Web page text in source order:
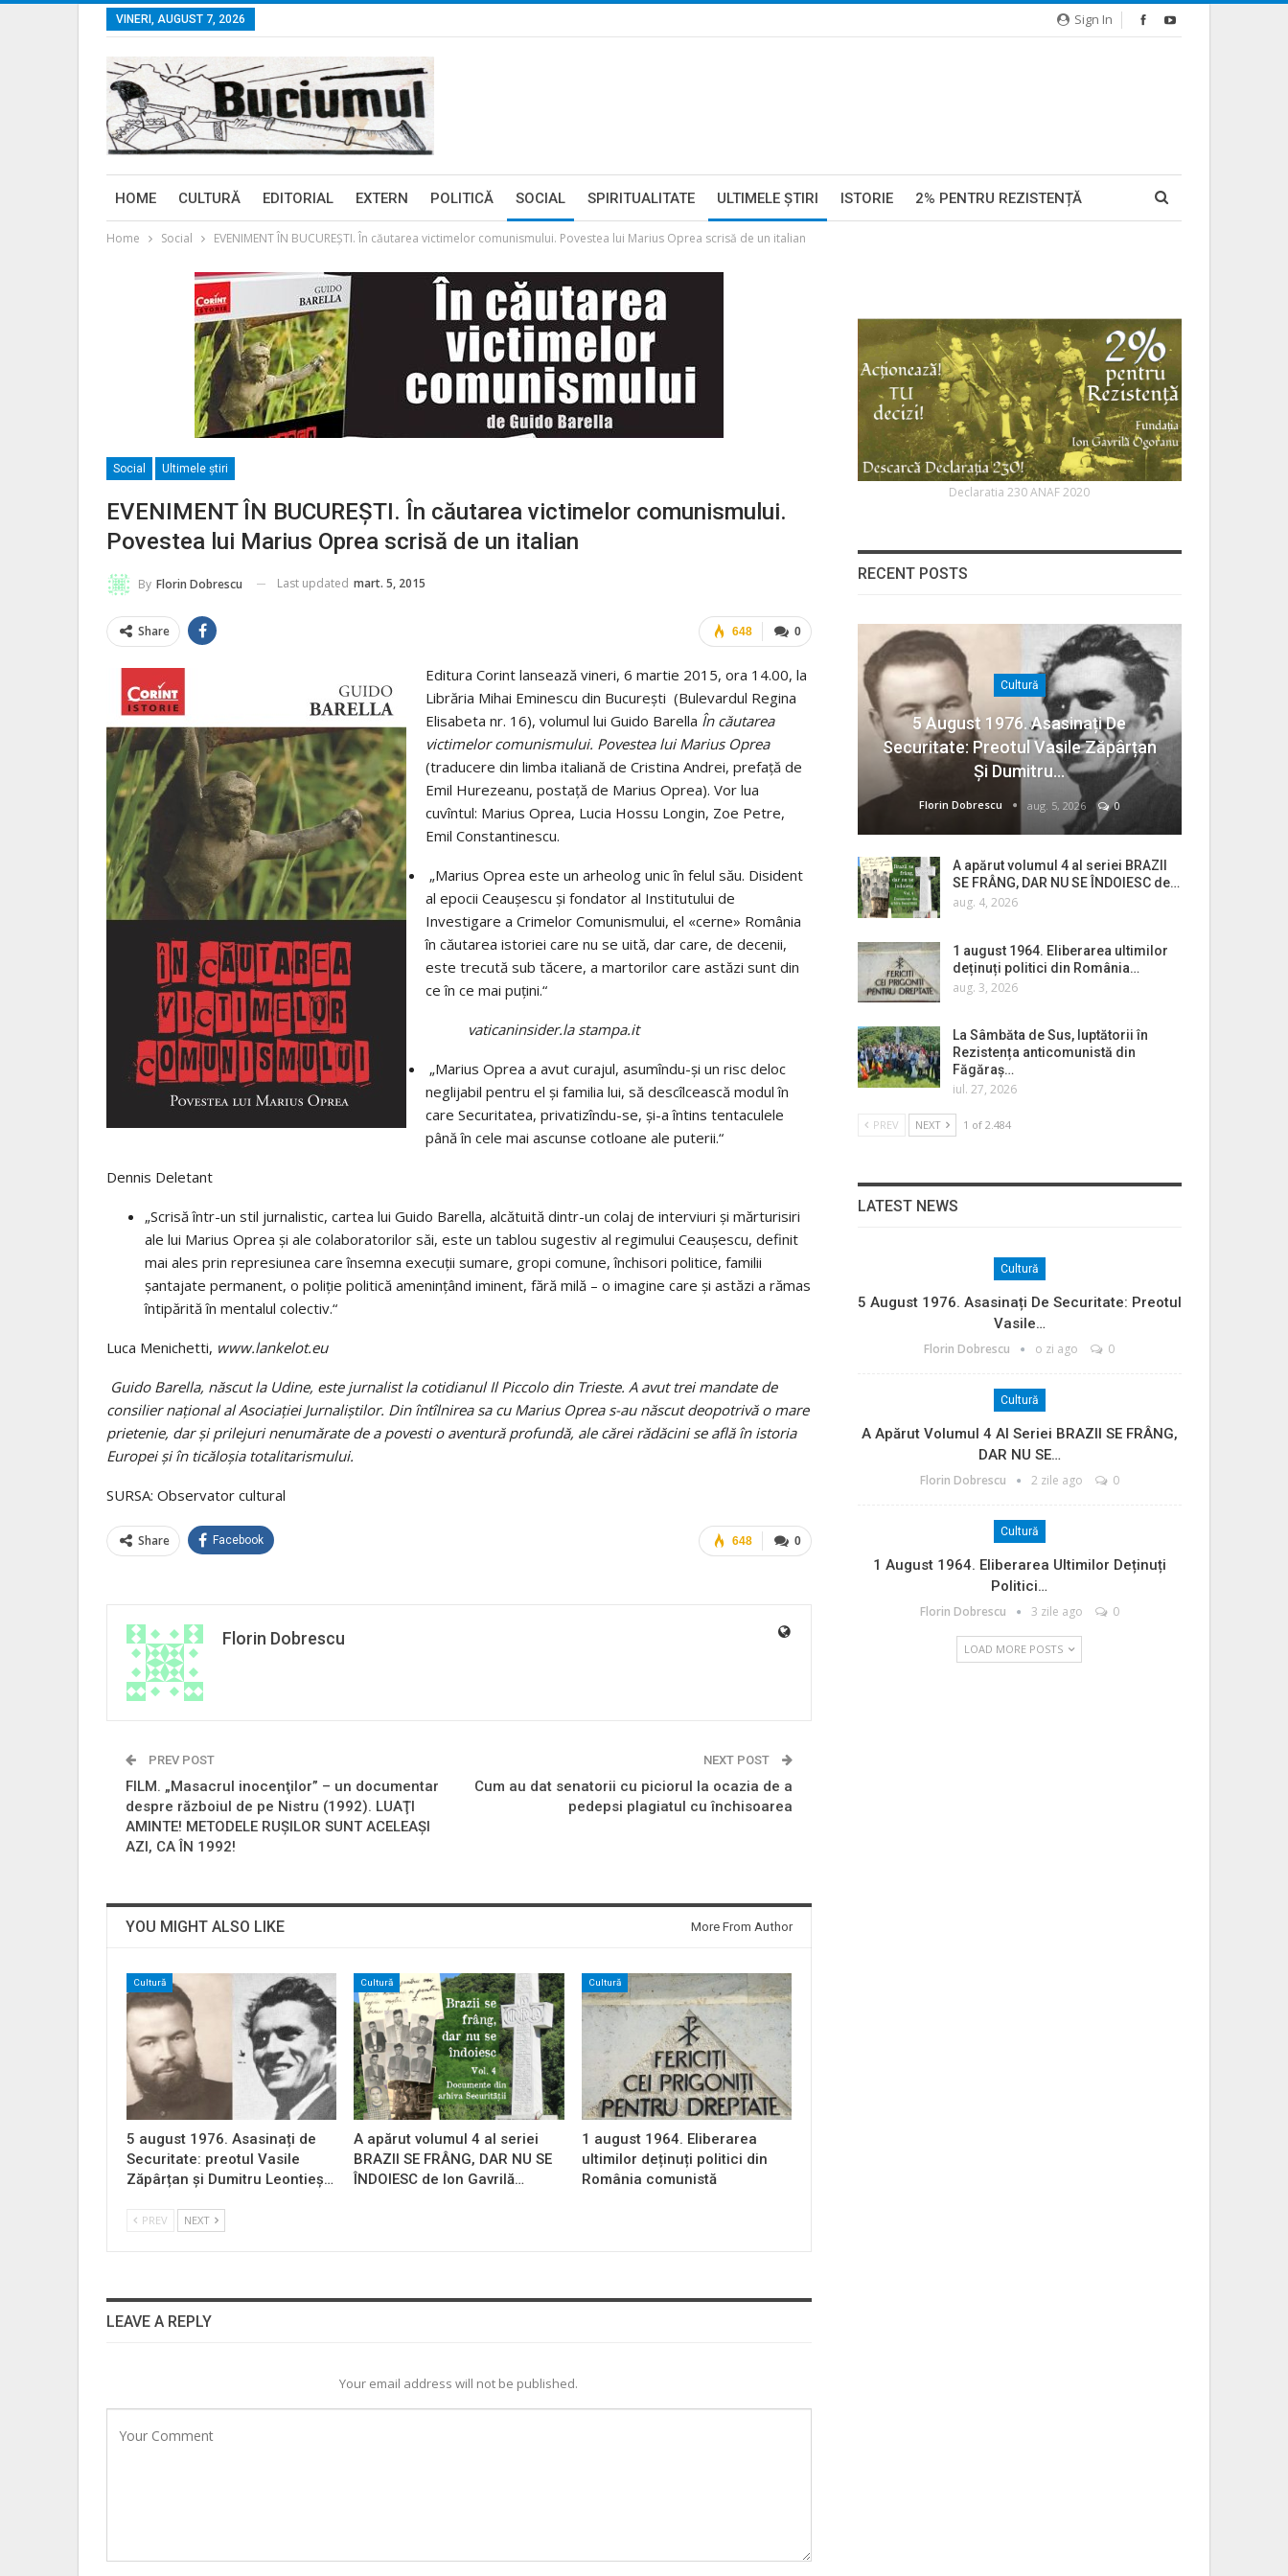
Sign In
VINERI, AUGUST 7, 2026
HOME CULTURĂ EDITORIAL EXTERN POLITICĂ SOCIAL SPIRITUALITATE ULTIMELE ŞTIRI ISTORIE 2% PENTRU REZISTENȚĂ
Home Social EVENIMENT ÎN BUCUREŞTI. În căutarea victimelor comunismului. Povestea lui Marius Oprea scrisă de un italian
Social Ultimele ştiri
EVENIMENT ÎN BUCUREŞTI. În căutarea victimelor comunismului.
Povestea lui Marius Oprea scrisă de un italian
By Florin Dobrescu Last updated mart. 5, 2015
0
648
Share
Editura Corint lansează vineri, 6 martie 2015, ora 14.00, la
Librăria Mihai Eminescu din Bucureşti (Bulevardul Regina
Elisabeta nr. 16), volumul lui Guido Barella În căutarea
victimelor comunismului. Povestea lui Marius Oprea
(traducere din limba italiană de Cristina Andrei, prefaţă de
Emil Hurezeanu, postaţă de Marius Oprea). Vor lua
cuvîntul: Marius Oprea, Lucia Hossu Longin, Zoe Petre,
Emil Constantinescu.
„Marius Oprea este un arheolog unic în felul său. Disident
al epocii Ceauşescu şi fondator al Institutului de
Investigare a Crimelor Comunismului, el «cerne» România
în căutarea istoriei care nu se uită, dar care, de decenii,
este trecută sub tăcere, a martorilor care astăzi sunt din
ce în ce mai puţini.“
vaticaninsider.la stampa.it
„Marius Oprea a avut curajul, asumîndu-şi un risc deloc
neglijabil pentru el şi familia lui, să descîlcească modul în
care Securitatea, privatizîndu-se, şi-a întins tentaculele
până în cele mai ascunse cotloane ale puterii.“
Dennis Deletant
„Scrisă într-un stil jurnalistic, cartea lui Guido Barella, alcătuită dintr-un colaj de interviuri şi mărturisiri
ale lui Marius Oprea şi ale colaboratorilor săi, este un tablou sugestiv al regimului Ceauşescu, definit
mai ales prin represiunea care însemna execuţii sumare, gropi comune, închisori politice, familii
şantajate permanent, o poliţie politică ameninţând iminent, fără milă – o imagine care şi astăzi a rămas
întipărită în mentalul colectiv.“
Luca Menichetti, www.lankelot.eu
Guido Barella, născut la Udine, este jurnalist la cotidianul Il Piccolo din Trieste. A avut trei mandate de
consilier naţional al Asociaţiei Jurnaliştilor. Din întîlnirea sa cu Marius Oprea s-au născut deopotrivă o mare
prietenie, dar şi prilejuri nenumărate de a povesti o aventură profundă, ale cărei rădăcini se află în istoria
Europei şi în ticăloşia totalitaris­mului.
SURSA: Observator cultural
0
648
Share Facebook
Florin Dobrescu
PREV POST
FILM. „Masacrul inocenţilor” – un documentar
despre războiul de pe Nistru (1992). LUAŢI
AMINTE! METODELE RUŞILOR SUNT ACELEAŞI
AZI, CA ÎN 1992!
NEXT POST
Cum au dat senatorii cu piciorul la ocazia de a
pedepsi plagiatul cu închisoarea
YOU MIGHT ALSO LIKE More From Author
Cultură
5 august 1976. Asasinați de
Securitate: preotul Vasile
Zăpârțan și Dumitru Leontieș…
Cultură
A apărut volumul 4 al seriei
BRAZII SE FRÂNG, DAR NU SE
ÎNDOIESC de Ion Gavrilă…
Cultură
1 august 1964. Eliberarea
ultimilor deținuți politici din
România comunistă
PREV NEXT
LEAVE A REPLY
Your email address will not be published.
Declaratia 230 ANAF 2020
RECENT POSTS
Cultură
5 August 1976. Asasinați De
Securitate: Preotul Vasile Zăpârțan
Și Dumitru…
Florin Dobrescu aug. 5, 2026 0
A apărut volumul 4 al seriei BRAZII
SE FRÂNG, DAR NU SE ÎNDOIESC de…
aug. 4, 2026
1 august 1964. Eliberarea ultimilor
deținuți politici din România…
aug. 3, 2026
La Sâmbăta de Sus, luptătorii în
Rezistența anticomunistă din
Făgăraș…
iul. 27, 2026
PREV NEXT 1 of 2.484
LATEST NEWS
Cultură
5 August 1976. Asasinați De Securitate: Preotul
Vasile…
Florin Dobrescu o zi ago 0
Cultură
A Apărut Volumul 4 Al Seriei BRAZII SE FRÂNG,
DAR NU SE…
Florin Dobrescu 2 zile ago 0
Cultură
1 August 1964. Eliberarea Ultimilor Deținuți
Politici…
Florin Dobrescu 3 zile ago 0
LOAD MORE POSTS